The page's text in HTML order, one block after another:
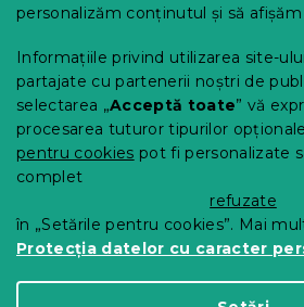
personalizăm conținutul și să
Informațiile privind utilizarea site-
partajate cu partenerii noștri de
selectarea „Acceptă toate” vă
procesarea tuturor tipurilor
pentru cookies pot fi personalizate
complet
refuzate
în „Setările pentru cookies”. Mai
Protecția datelor cu caracter
Contact
Protecția datelor cu caracter
Achizitii SEAP
Tabel mărimi
Blog
Pentru parteneri